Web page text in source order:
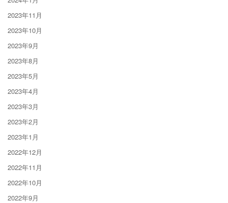
2023年11月
2023年10月
2023年9月
2023年8月
2023年5月
2023年4月
2023年3月
2023年2月
2023年1月
2022年12月
2022年11月
2022年10月
2022年9月